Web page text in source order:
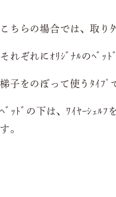
こちらの場合では、取り
それぞれにｵﾘｼﾞﾅﾙのﾍﾞｯﾄ
梯子をのぼって使うﾀｲﾌﾟ
ﾍﾞｯﾄﾞの下は、ﾜｲﾔｰｼｪﾙﾌ
す。